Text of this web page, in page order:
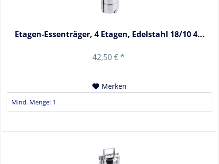
Etagen-Essenträger, 4 Etagen, Edelstahl 18/10 4...
42,50 € *
Merken